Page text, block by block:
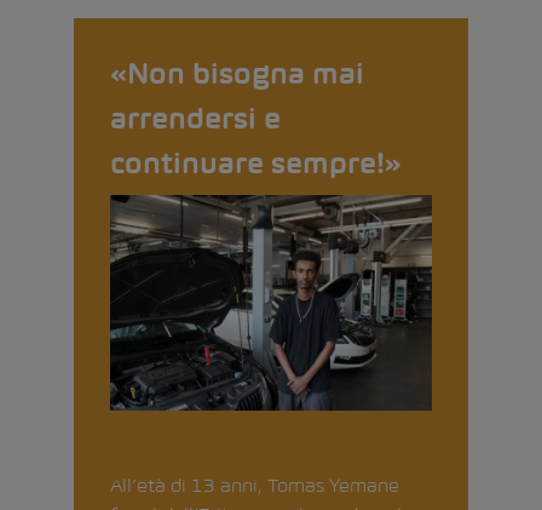
«Non bisogna mai
arrendersi e
continuare sempre!»
All’età di 13 anni, Tomas Yemane